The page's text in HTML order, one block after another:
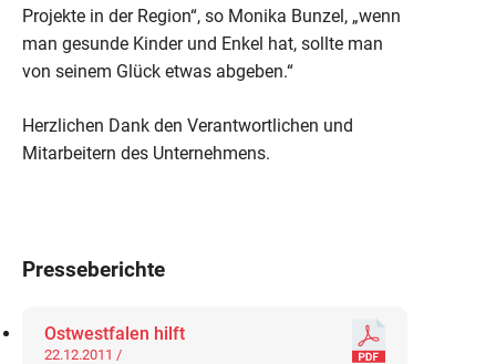
Projekte in der Region“, so Monika Bunzel, „wenn
man gesunde Kinder und Enkel hat, sollte man
von seinem Glück etwas abgeben.“
Herzlichen Dank den Verantwortlichen und
Mitarbeitern des Unternehmens.
Presseberichte
Ostwestfalen hilft
22.12.2011 /